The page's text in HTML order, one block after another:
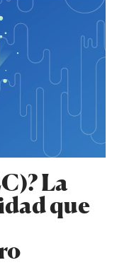
La
que